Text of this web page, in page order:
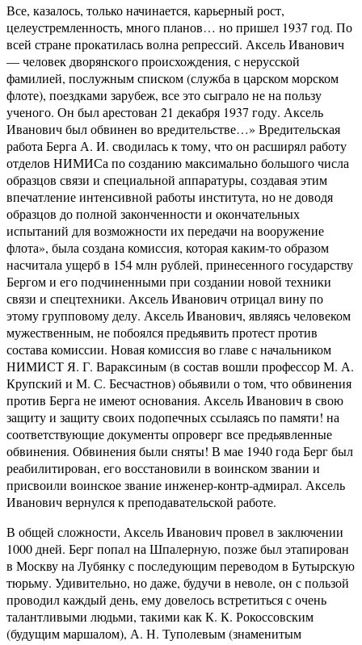
Все, казалось, только начинается, карьерный рост,
целеустремленность, много планов… но пришел 1937 год. По
всей стране прокатилась волна репрессий. Аксель Иванович
— человек дворянского происхождения, с нерусской
фамилией, послужным списком (служба в царском морском
флоте), поездками зарубеж, все это сыграло не на пользу
ученого. Он был арестован 21 декабря 1937 году. Аксель
Иванович был обвинен во вредительстве…» Вредительская
работа Берга А. И. сводилась к тому, что он расширял работу
отделов НИМИСа по созданию максимально большого числа
образцов связи и специальной аппаратуры, создавая этим
впечатление интенсивной работы института, но не доводя
образцов до полной законченности и окончательных
испытаний для возможности их передачи на вооружение
флота», была создана комиссия, которая каким-то образом
насчитала ущерб в 154 млн рублей, принесенного государству
Бергом и его подчиненными при создании новой техники
связи и спецтехники. Аксель Иванович отрицал вину по
этому групповому делу. Аксель Иванович, являясь человеком
мужественным, не побоялся предьявить протест против
состава комиссии. Новая комиссия во главе с начальником
НИМИСТ Я. Г. Вараксиным (в состав вошли профессор М. А.
Крупский и М. С. Бесчастнов) обьявили о том, что обвинения
против Берга не имеют основания. Аксель Иванович в свою
защиту и защиту своих подопечных ссылаясь по памяти! на
соответствующие документы опроверг все предьявленные
обвинения. Обвинения были сняты! В мае 1940 года Берг был
реабилитирован, его восстановили в воинском звании и
присвоили воинское звание инженер-контр-адмирал. Аксель
Иванович вернулся к преподавательской работе.
В общей сложности, Аксель Иванович провел в заключении
1000 дней. Берг попал на Шпалерную, позже был этапирован
в Москву на Лубянку с последующим переводом в Бутырскую
тюрьму. Удивительно, но даже, будучи в неволе, он с пользой
проводил каждый день, ему довелось встретиться с очень
талантливыми людьми, такими как К. К. Рокоссовским
(будущим маршалом), А. Н. Туполевым (знаменитым